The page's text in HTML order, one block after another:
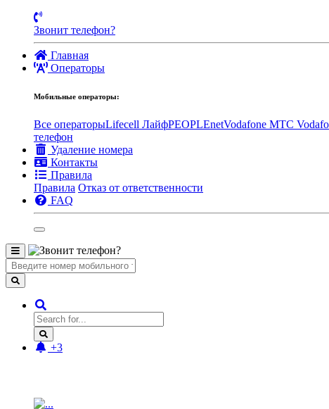
Звонит телефон?
Главная
Операторы
Мобильные операторы:
Все операторыLifecell ЛайфPEOPLEnetVodafone MTC
телефон
Удаление номера
Контакты
Правила
Правила Отказ от ответственности
FAQ
+3